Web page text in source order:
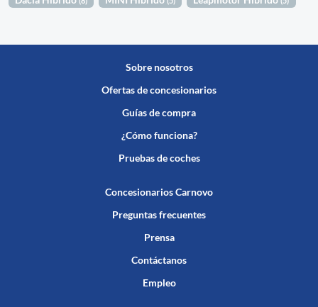
Sobre nosotros
Ofertas de concesionarios
Guías de compra
¿Cómo funciona?
Pruebas de coches
Concesionarios Carnovo
Preguntas frecuentes
Prensa
Contáctanos
Empleo